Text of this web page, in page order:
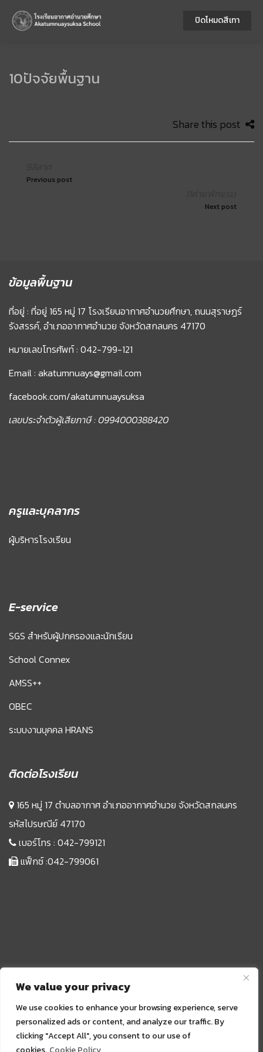
We value your privacy
We use cookies to enhance your browsing experience, serve
personalized ads or content, and analyze our traffic. By
clicking "Accept All", you consent to our use of
10ปัจจัยพื้นฐาน
Share this post
Previous post
Next post
ข้อมูลพื้นฐาน
ที่อยู่ : ที่อยู่ 165 หมู่ 17 โรงเรียนอากาศอำนวยศึกษา, ถนนสุราษฏร์
รังสรรค์, อำเภออากาศอำนวย จังหวัดสกลนคร 47170
หมายเลขโทรศัพท์ : 042-799-121
Email : akatumnuays@gmail.com
facebook.com/akatumnuaysuksa
เลขประจำตัวผู้เสียภาษี : 0994000388420
ครูและบุคลากร
ผู้บริหารโรงเรียน
E-service
SGS สำหรับผู้ปกครองและนักเรียน
School Connex
AMSS++
OBEC
ระบบงานบุคคล HRANS
ติดต่อโรงเรียน
165 หมู่ 17 ตำบลอากาศ อำเภออากาศอำนวย จังหวัดสกลนคร
รหัสไปรษณีย์ 47170
เบอร์โทร : 042-799121
แฟ็กซ์ :042-799061
ปิดโหมดสีเทา